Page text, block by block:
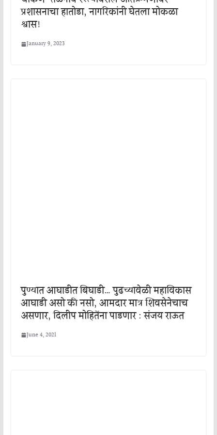
प्रशासनाचा हातोडा, नागरिकांनी घेतला मोकळा
श्वास!
January 9, 2023
पुण्यात आघाडीत बिघाडी… पुढच्यावेळी महाविकास
आघाडी असो की नसो, आमदार मात्र शिवसेनेचाच
असणार, दिलीप मोहितेंना पाडणार : संजय राऊत
June 4, 2021